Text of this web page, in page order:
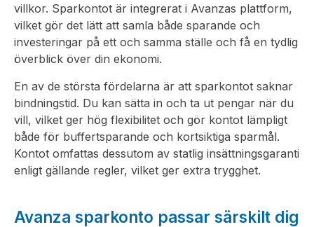
villkor. Sparkontot är integrerat i Avanzas plattform,
vilket gör det lätt att samla både sparande och
investeringar på ett och samma ställe och få en tydlig
överblick över din ekonomi.
En av de största fördelarna är att sparkontot saknar
bindningstid. Du kan sätta in och ta ut pengar när du
vill, vilket ger hög flexibilitet och gör kontot lämpligt
både för buffertsparande och kortsiktiga sparmål.
Kontot omfattas dessutom av statlig insättningsgaranti
enligt gällande regler, vilket ger extra trygghet.
Avanza sparkonto passar särskilt dig